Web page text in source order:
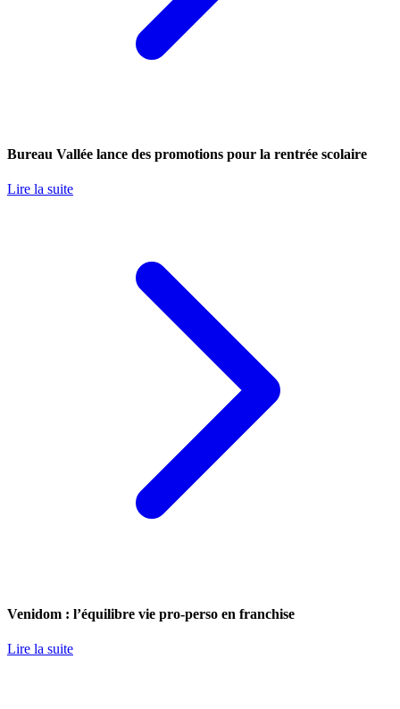
Bureau Vallée lance des promotions pour la rentrée scolaire
Lire la suite
Venidom : l’équilibre vie pro-perso en franchise
Lire la suite